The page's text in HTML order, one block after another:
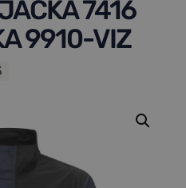
7416
9910-VIZ